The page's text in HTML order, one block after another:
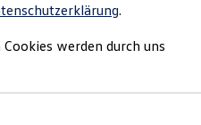
Werkstätten
.
werden durch uns